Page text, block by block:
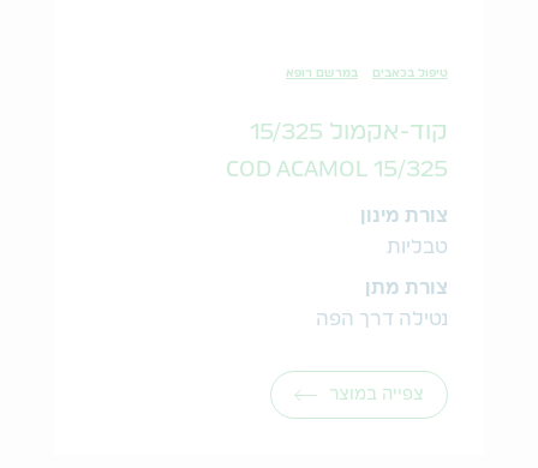
טיפול בכאבים במרשם רופא
קוד-אקמול 15/325
COD ACAMOL 15/325
צורת מינון
טבליות
צורת מתן
נטילה דרך הפה
צפייה במוצר